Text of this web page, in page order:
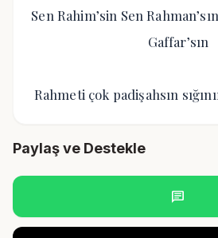
Sen Rahim’sin Sen
Gaffar’sın
Rahmeti çok padişahsın
Paylaş ve Destekle
chat